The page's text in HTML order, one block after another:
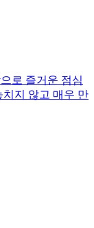
로 즐거운 점심
지 않고 매우 만